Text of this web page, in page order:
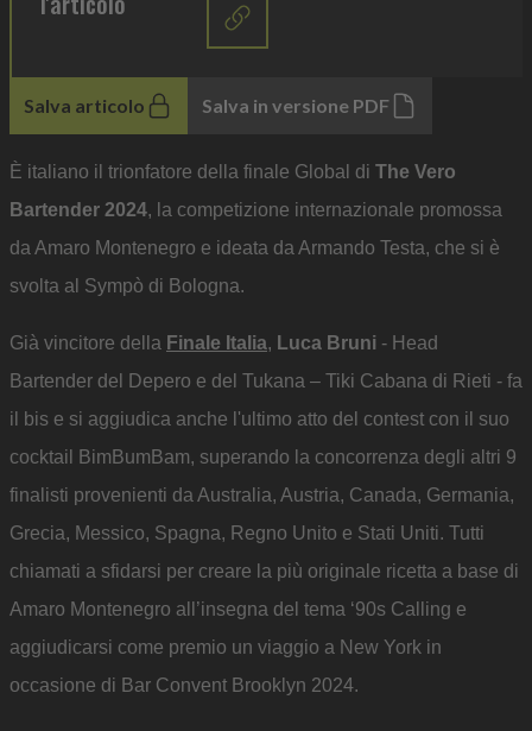
Salva articolo Salva in versione PDF
È italiano il trionfatore della finale Global di The Vero
Bartender 2024, la competizione internazionale promossa
da Amaro Montenegro e ideata da Armando Testa, che si è
svolta al Sympò di Bologna.
Già vincitore della Finale Italia, Luca Bruni - Head
Bartender del Depero e del Tukana – Tiki Cabana di Rieti - fa
il bis e si aggiudica anche l'ultimo atto del contest con il suo
cocktail BimBumBam, superando la concorrenza degli altri 9
finalisti provenienti da Australia, Austria, Canada, Germania,
Grecia, Messico, Spagna, Regno Unito e Stati Uniti. Tutti
chiamati a sfidarsi per creare la più originale ricetta a base di
Amaro Montenegro all’insegna del tema ‘90s Calling e
aggiudicarsi come premio un viaggio a New York in
occasione di Bar Convent Brooklyn 2024.